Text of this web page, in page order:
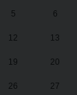
5 6
12 13
19 20
26 27